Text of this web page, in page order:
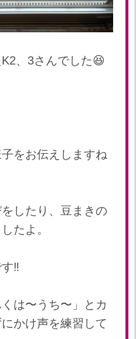
、3さんでした😆
をお伝えしますね
したり、豆まきの
たよ。
‼️
は〜うち〜」とカ
かけ声を練習して